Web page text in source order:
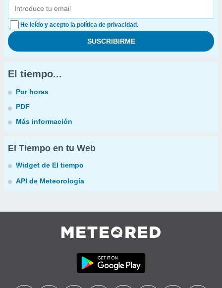
He leído y acepto la política de privacidad.
El tiempo...
Por horas
PDF
Más información
El Tiempo en tu Web
Widget de El tiempo
API de Meteorología